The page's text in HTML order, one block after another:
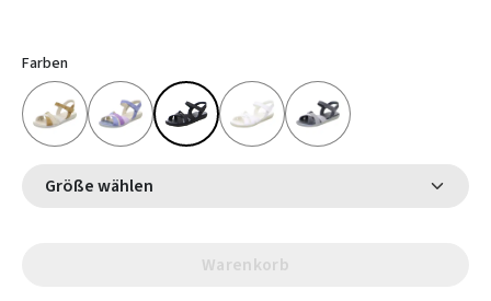
Farben
Größe wählen
Warenkorb